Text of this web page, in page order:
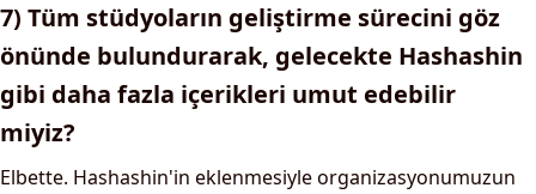
7) Tüm stüdyoların geliştirme sürecini göz
önünde bulundurarak, gelecekte Hashashin
gibi daha fazla içerikleri umut edebilir
miyiz?
Elbette. Hashashin'in eklenmesiyle organizasyonumuzun